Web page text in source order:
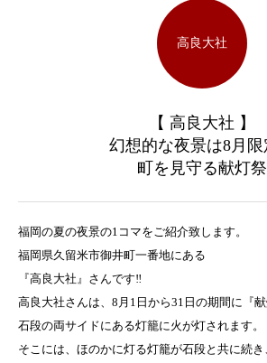
高良大社
【 高良大社 】
幻想的な夜景は8月限
町を見守る献灯祭
福岡の夏の夜景の1コマをご紹介致します。
福岡県久留米市御井町一番地にある
『高良大社』さんです‼
高良大社さんは、8月1日から31日の期間に『
石段の両サイドにある灯籠に火が灯されます。
そこには、ほのかに灯る灯籠が石段と共に続